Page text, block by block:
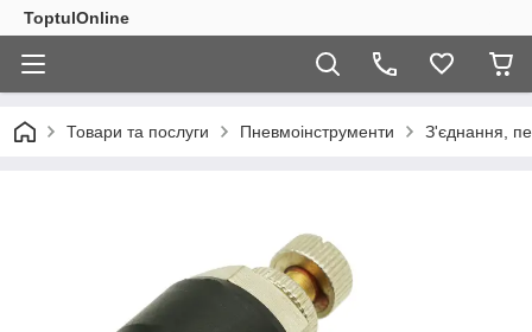
ToptulOnline
Товари та послуги Пневмоінструменти З'єднання,